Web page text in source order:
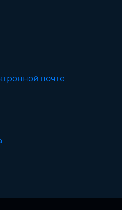
почте